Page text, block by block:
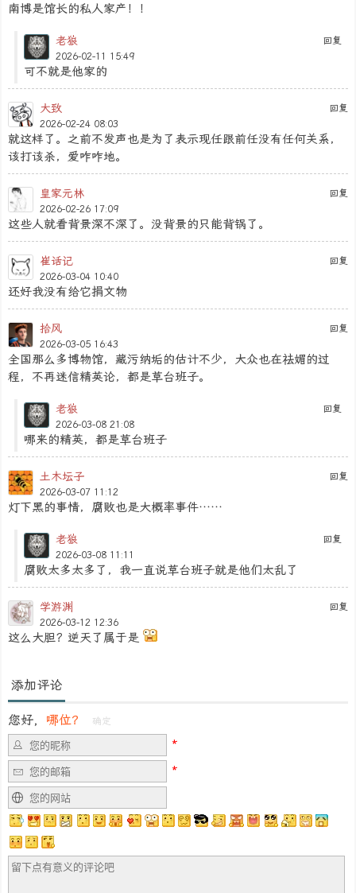
南博是馆长的私人家产！！
回复
老狼
2026-02-11 15:49
可不就是他家的
回复
大致
2026-02-24 08:03
就这样了。之前不发声也是为了表示现任跟前任没有任何关系，
该打该杀，爱咋咋地。
回复
皇家元林
2026-02-26 17:09
这些人就看背景深不深了。没背景的只能背锅了。
回复
崔话记
2026-03-04 10:40
还好我没有给它捐文物
回复
拾风
2026-03-05 16:43
全国那么多博物馆，藏污纳垢的估计不少，大众也在祛媚的过
程，不再迷信精英论，都是草台班子。
回复
老狼
2026-03-08 21:08
哪来的精英，都是草台班子
回复
土木坛子
2026-03-07 11:12
灯下黑的事情，腐败也是大概率事件……
回复
老狼
2026-03-08 11:11
腐败太多太多了，我一直说草台班子就是他们太乱了
回复
学游渊
2026-03-12 12:36
这么大胆？逆天了属于是
添加评论
您好， 哪位？ 确定